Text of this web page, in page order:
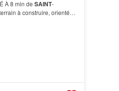
À 8 min de SAINT-
à construire, orienté